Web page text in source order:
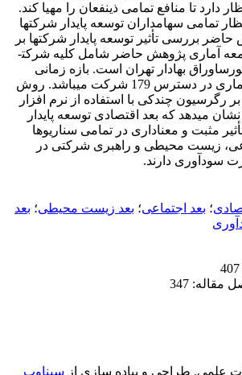
دارد تا منافع تمامی ذی­نفعان را مهیا کند.
تمامی سهامداران توسعه پایدار شرکت­ها
بررسی تأثیر توسعه پایدار شرکت­ها بر
سودآوری می­باشد. جامعه آماری پژوهش حاضر شامل کلیه شرکت­
­بهادار تهران است. بازه زمانی
1396ـ1399 و جامعه آماری در دسترس 179 شرکت می­باشد. روش
رگرسیون ­چندکی با استفاده از نرم افزار
نشان می­دهد که بعد اقتصادی توسعه پایدار
مثبت و معناداری در تمامی سناریوها
زیست محیطی و راهبری شرکتی در
سودآوری دارند.
؛ بعد اجتماعی؛ بعد زیست محیطی؛ بعد
347
علمی. طراحی و پیاده سازی از سیناوب